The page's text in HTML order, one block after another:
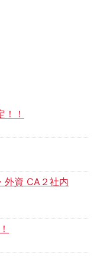
！
外資 CA２社内